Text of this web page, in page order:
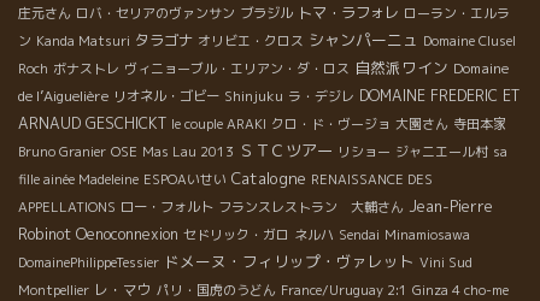
庄元さん ロバ・セリアのヴァンサン ブラジル トマ・ラフォレ ローラン・エルラ
ン Kanda Matsuri タラゴナ オリビエ・クロス シャンパーニュ Domaine Clusel
Roch ボナストレ ヴィニョーブル・エリアン・ダ・ロス 自然派ワイン Domaine
de l’Aiguelière リオネル・ゴビー Shinjuku ラ・デジレ DOMAINE FREDERIC ET
ARNAUD GESCHICKT le couple ARAKI クロ・ド・ヴージョ 大園さん 寺田本家
Bruno Granier OSE Mas Lau 2013 ＳＴＣツアー リショー ジャニエール村 sa
fille ainée Madeleine ESPOAいせい Catalogne RENAISSANCE DES
APPELLATIONS ロー・フォルト フランスレストラン 大輔さん Jean-Pierre
Robinot Oenoconnexion セドリック・ガロ ネルハ Sendai Minamiosawa
DomainePhilippeTessier ドメーヌ・フィリップ・ヴァレット Vini Sud
Montpellier レ・マウ パリ・国虎のうどん France/Uruguay 2:1 Ginza 4 cho-me